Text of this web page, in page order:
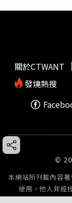
關於CTWANT
發燒熱搜
©
本網站所刊載內容
使用，他人非經